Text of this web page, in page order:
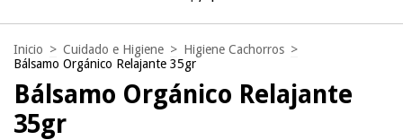
Inicio > Cuidado e Higiene > Higiene Cachorros >
Bálsamo Orgánico Relajante 35gr
Bálsamo Orgánico Relajante
35gr